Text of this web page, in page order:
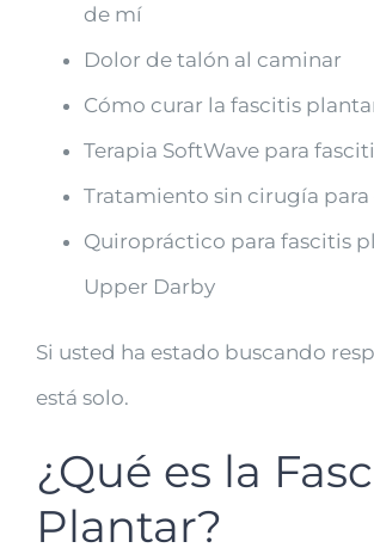
de mí
Dolor de talón al caminar
Cómo curar la fascitis
Terapia SoftWave para
Tratamiento sin cirugía
Quiropráctico para fascitis
Upper Darby
Si usted ha estado buscando
está solo.
¿Qué es la
Plantar?